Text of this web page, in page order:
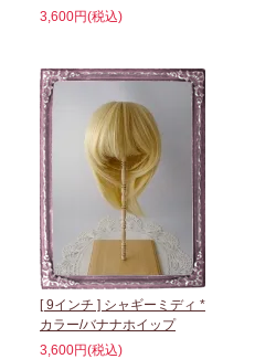
3,600円(税込)
[ 9インチ ] シャギーミディ *
カラー/バナナホイップ
3,600円(税込)